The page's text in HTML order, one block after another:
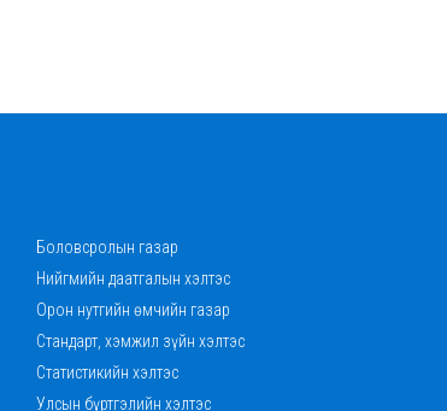
Боловсролын газар
Нийгмийн даатгалын хэлтэс
Орон нутгийн өмчийн газар
Стандарт, хэмжил зүйн хэлтэс
Статистикийн хэлтэс
Улсын бүртгэлийн хэлтэс